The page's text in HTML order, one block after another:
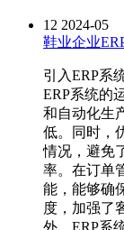
12 2024-05
鞋业企业
引入ERP系
ERP系统的
和自动化生
低。同时，
情况，避免
率。在订单
能，能够确
度，加强了
外，ERP系